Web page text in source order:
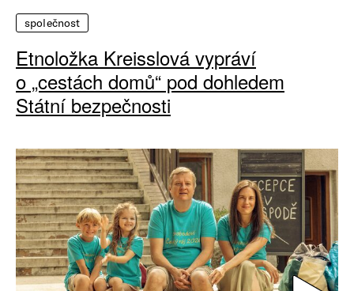
společnost
Etnoložka Kreisslová vypráví
o „cestách domů“ pod dohledem
Státní bezpečnosti